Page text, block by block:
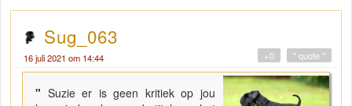
Sug_063
16 juli 2021 om 14:44 " quote "
+0
" Suzie er is geen kritiek op jou